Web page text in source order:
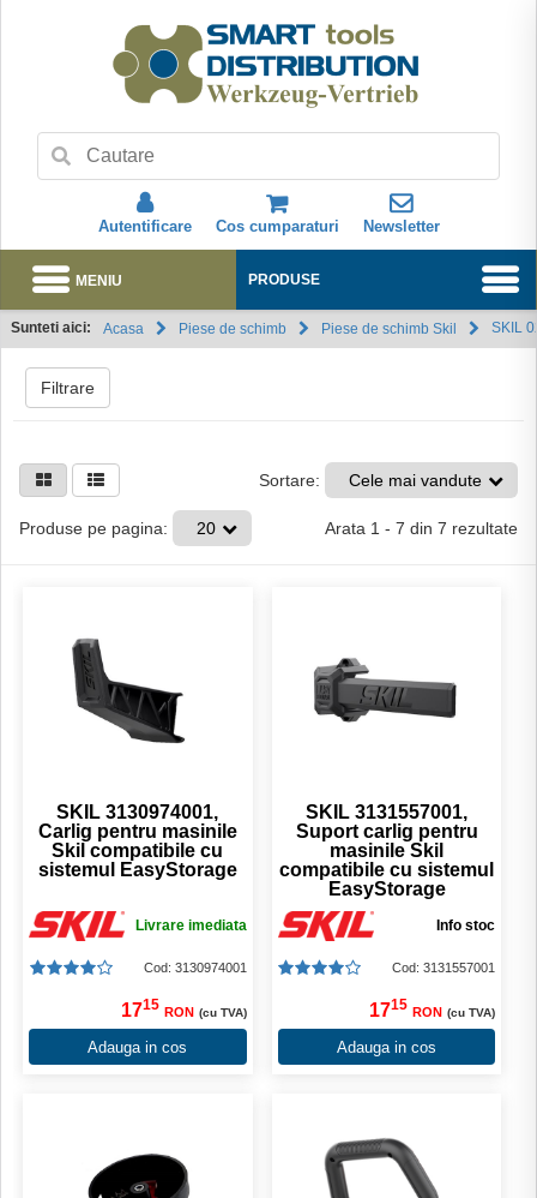
Autentificare Cos cumparaturi Newsletter
Abonare
PRODUSE
MENIU
Sunteti aici: Acasa SKIL
Piese de schimb Skil
Piese de schimb
Filtrare
Sortare: Cele mai vandute
Produse pe pagina: 20 Arata 1 - 7 din 7 rezultate
SKIL 3130974001,
Carlig pentru masinile
Skil compatibile cu
sistemul EasyStorage
Livrare imediata
Cod: 3130974001
1715 RON (cu TVA)
Adauga in cos
SKIL 3131557001,
Suport carlig pentru
masinile Skil
compatibile cu sistemul
EasyStorage
Info stoc
Cod: 3131557001
1715 RON (cu TVA)
Adauga in cos